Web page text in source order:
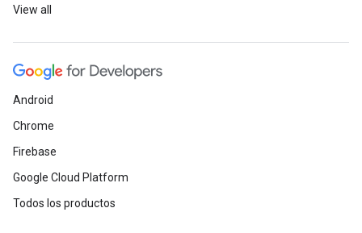
View all
Android
Chrome
Firebase
Google Cloud Platform
Todos los productos